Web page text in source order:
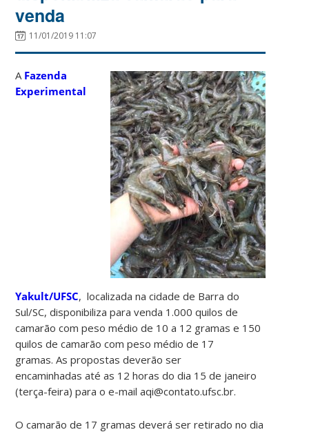
venda
11/01/2019 11:07
A Fazenda
Experimental
Yakult/UFSC, localizada na cidade de Barra do
Sul/SC, disponibiliza para venda 1.000 quilos de
camarão com peso médio de 10 a 12 gramas e 150
quilos de camarão com peso médio de 17
gramas. As propostas deverão ser
encaminhadas até as 12 horas do dia 15 de janeiro
(terça-feira) para o e-mail aqi@contato.ufsc.br.
O camarão de 17 gramas deverá ser retirado no dia